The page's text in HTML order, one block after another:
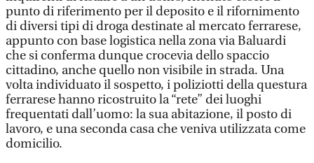
punto di riferimento per il deposito e il rifornimento
di diversi tipi di droga destinate al mercato ferrarese,
appunto con base logistica nella zona via Baluardi
che si conferma dunque crocevia dello spaccio
cittadino, anche quello non visibile in strada. Una
volta individuato il sospetto, i poliziotti della questura
ferrarese hanno ricostruito la “rete” dei luoghi
frequentati dall’uomo: la sua abitazione, il posto di
lavoro, e una seconda casa che veniva utilizzata come
domicilio.